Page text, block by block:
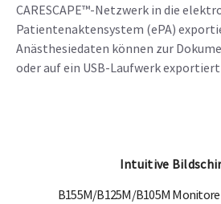
CARESCAPE™-Netzwerk in die
Patientenaktensystem (ePA)
Anästhesiedaten können zur
oder auf ein USB-Laufwerk
Intuitive
B155M/B125M/B105M